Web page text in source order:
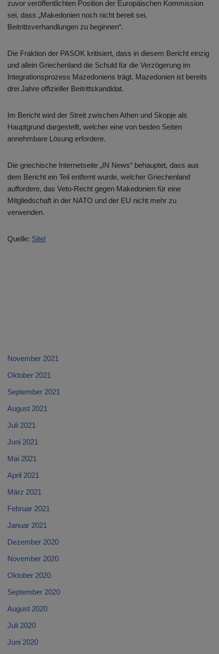
zuvor veröffentlichten Position der Europäischen Kommission
sei, dass „Makedonien noch nicht bereit sei,
Beitrittsverhandlungen zu beginnen“.
Die Fraktion der PASOK kritisiert, dass in diesem Bericht einzig
und allein Griechenland die Schuld für die Verzögerung im
Integrationsprozess Mazedoniens trägt. Mazedonien ist bereits
drei Jahre offizieller Beitrittskandidat.
Im Bericht wird der Streit zwischen Athen und Skopje als
Hauptgrund dargestellt, welcher eine von beiden Seiten
annehmbare Lösung erfordere.
Die griechische Internetseite „IN News“ behauptet, dass aus
dem Bericht ein Teil entfernt wurde, welcher Griechenland
auffordere, das Veto-Recht gegen Makedonien für eine
Mitgliedschaft in der NATO und der EU nicht mehr zu
verwenden.
Quelle: Sitel
November 2021
Oktober 2021
September 2021
August 2021
Juli 2021
Juni 2021
Mai 2021
April 2021
März 2021
Februar 2021
Januar 2021
Dezember 2020
November 2020
Oktober 2020
September 2020
August 2020
Juli 2020
Juni 2020